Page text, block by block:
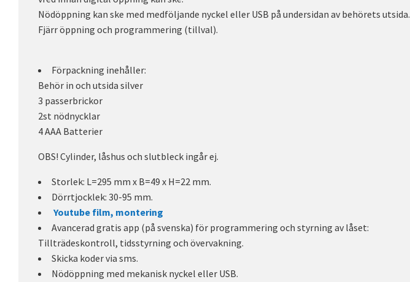
Nödöppning kan ske med medföljande nyckel eller USB på undersidan av behörets utsida.
Fjärr öppning och programmering (tillval).
Förpackning inehåller:
Behör in och utsida silver
3 passerbrickor
2st nödnycklar
4 AAA Batterier
OBS! Cylinder, låshus och slutbleck ingår ej.
Storlek: L=295 mm x B=49 x H=22 mm.
Dörrtjocklek: 30-95 mm.
Youtube film, montering
Avancerad gratis app (på svenska) för programmering och styrning av låset:
Tillträdeskontroll, tidsstyrning och övervakning.
Skicka koder via sms.
Nödöppning med mekanisk nyckel eller USB.